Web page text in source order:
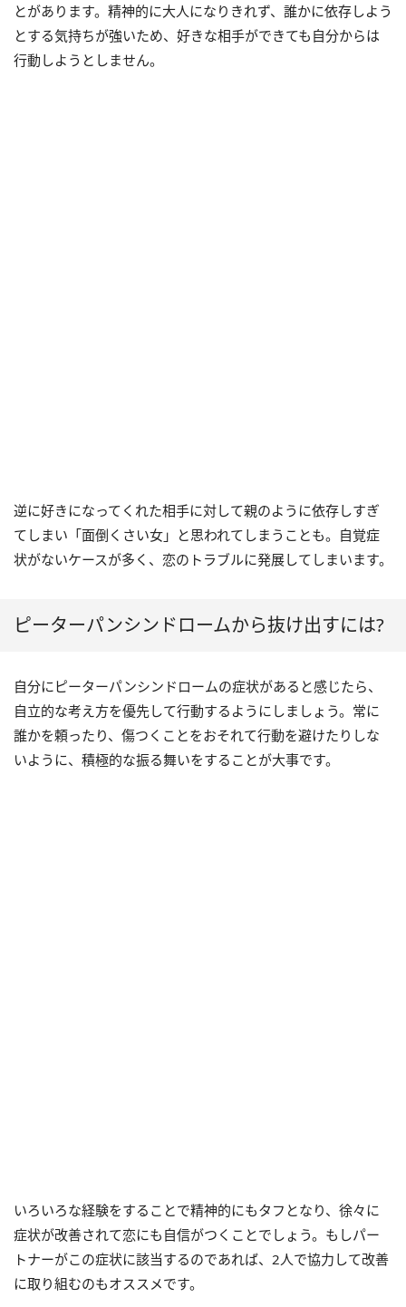
とがあります。精神的に大人になりきれず、誰かに依存しよう
とする気持ちが強いため、好きな相手ができても自分からは
行動しようとしません。
逆に好きになってくれた相手に対して親のように依存しすぎ
てしまい「面倒くさい女」と思われてしまうことも。自覚症
状がないケースが多く、恋のトラブルに発展してしまいます。
ピーターパンシンドロームから抜け出すには?
自分にピーターパンシンドロームの症状があると感じたら、
自立的な考え方を優先して行動するようにしましょう。常に
誰かを頼ったり、傷つくことをおそれて行動を避けたりしな
いように、積極的な振る舞いをすることが大事です。
いろいろな経験をすることで精神的にもタフとなり、徐々に
症状が改善されて恋にも自信がつくことでしょう。もしパー
トナーがこの症状に該当するのであれば、2人で協力して改善
に取り組むのもオススメです。